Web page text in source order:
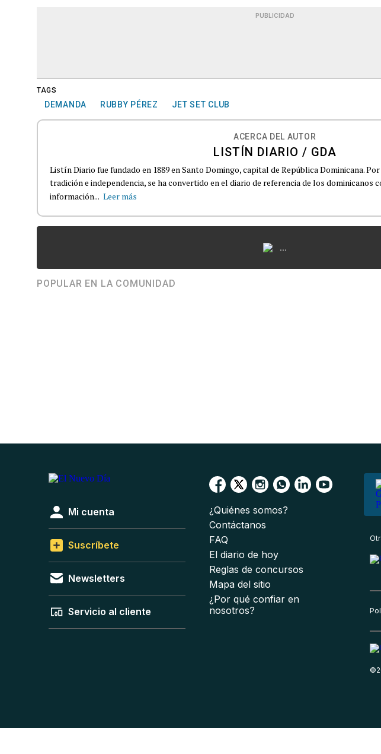
PUBLICIDAD
TAGS
DEMANDA RUBBY PÉREZ JET SET CLUB
ACERCA DEL AUTOR
LISTÍN DIARIO / GDA
Listín Diario fue fundado en 1889 en Santo Domingo, capital de República Dominicana. Por
tradición e independencia, se ha convertido en el diario de referencia de los dominicanos
información... Leer más
...
POPULAR EN LA COMUNIDAD
Mi cuenta
Suscríbete
Newsletters
Servicio al cliente
¿Quiénes somos?
Contáctanos
FAQ
El diario de hoy
Reglas de concursos
Mapa del sitio
¿Por qué confiar en
nosotros?
©